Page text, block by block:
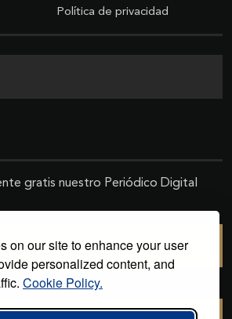
on our site to enhance your user
personalized content, and
Cookie Policy.
Política de privacidad
gratis nuestro Periódico Digital
SUSCRIBIRSE